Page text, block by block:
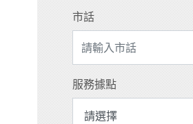
市話
服務據點